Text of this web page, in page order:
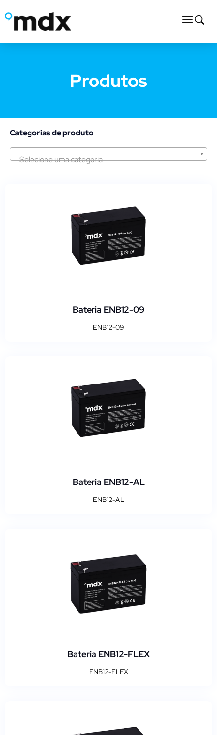
Produtos
Categorias de produto
Selecione uma categoria
Bateria ENB12-09
ENB12-09
Bateria ENB12-AL
ENB12-AL
Bateria ENB12-FLEX
ENB12-FLEX